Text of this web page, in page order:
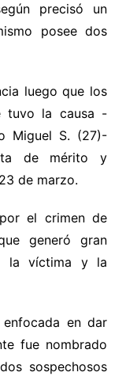
precisó un
posee dos
luego que los
tuvo la causa -
Miguel S. (27)-
de mérito y
de marzo.
el crimen de
generó gran
la víctima y la
en dar
fue nombrado
sospechosos